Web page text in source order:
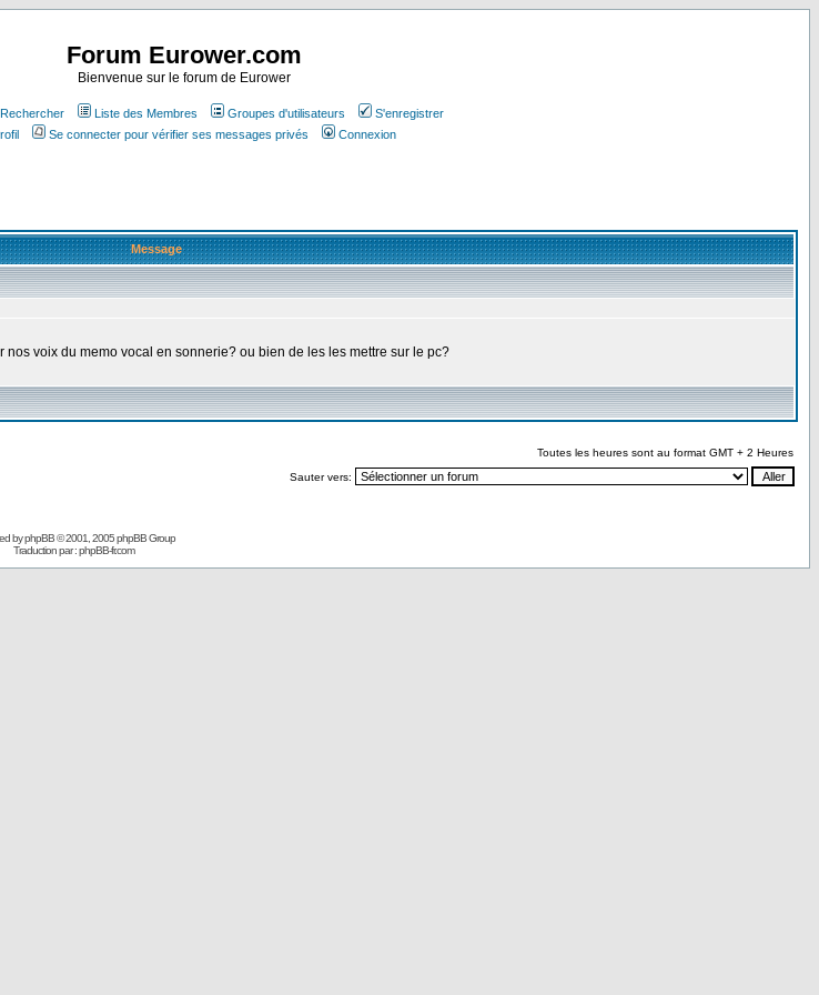
Forum Eurower.com
Bienvenue sur le forum de Eurower
Rechercher Liste des Membres Groupes d'utilisateurs
S'enregistrer
Se connecter pour vérifier ses messages privés Connexion
Message
voix du memo vocal en sonnerie? ou bien de les les mettre sur le pc?
Toutes les heures sont au format GMT + 2 Heures
Sauter vers:
byphpBB© 2001, 2005 phpBB Group
Traduction par :phpBB-fr.com